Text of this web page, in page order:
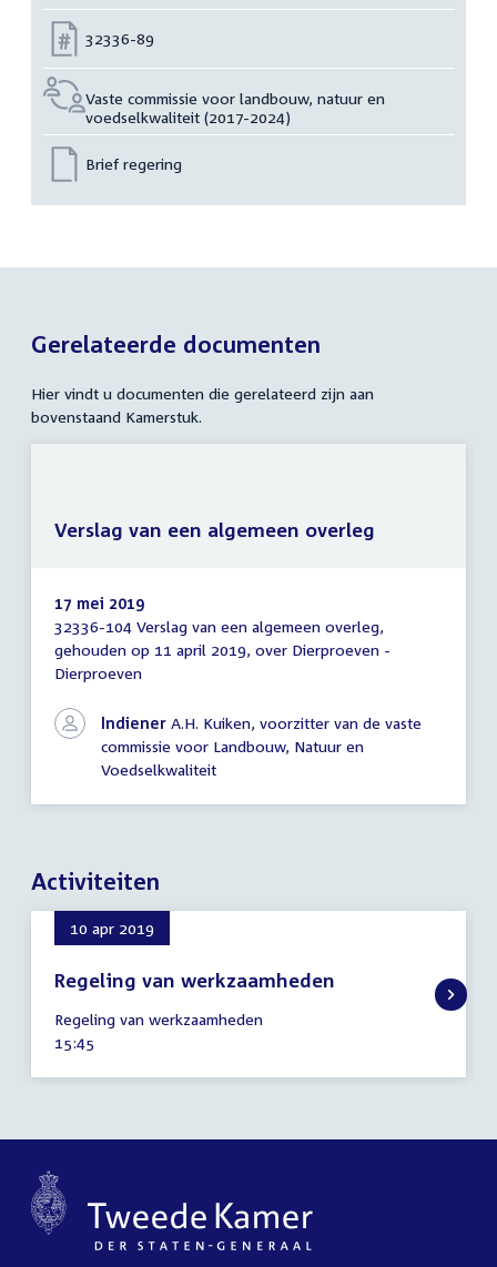
Nummer:
32336-89
Vaste commissie voor landbouw, natuur en
voedselkwaliteit (2017-2024)
Brief regering
Gerelateerde documenten
Hier vindt u documenten die gerelateerd zijn aan
bovenstaand Kamerstuk.
Verslag
van
een
overleg
17 mei 2019
32336-104 Verslag van een algemeen overleg,
gehouden op 11 april 2019, over Dierproeven -
Dierproeven
Indiener A.H. Kuiken, voorzitter van de vaste
commissie voor Landbouw, Natuur en
Voedselkwaliteit
Verslag van een algemeen overleg
Activiteiten
10 apr 2019
Regeling van werkzaamheden
april
2019
Regeling van werkzaamheden
Tijd
15:45